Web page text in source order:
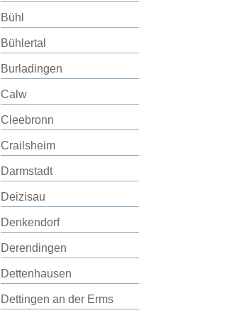
Bühl
Bühlertal
Burladingen
Calw
Cleebronn
Crailsheim
Darmstadt
Deizisau
Denkendorf
Derendingen
Dettenhausen
Dettingen an der Erms